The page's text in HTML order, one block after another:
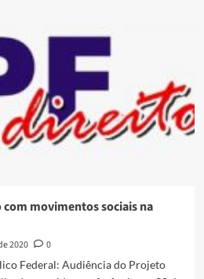
movimentos sociais na
2020
0
Federal: Audiência do Projeto